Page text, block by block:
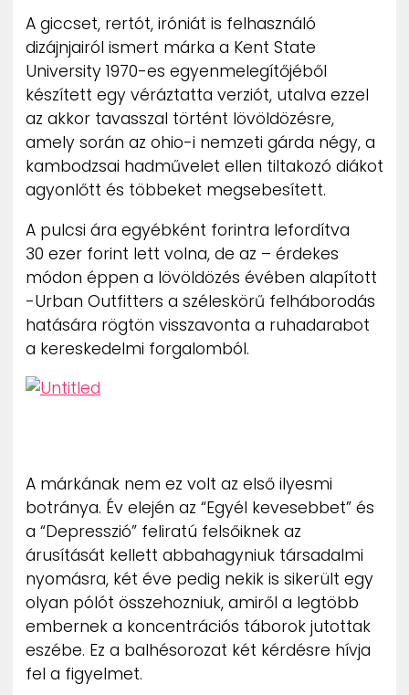
ZENE
MÉDIAAJÁNLAT
IMPRESSZUM
PR-ARCHÍVUM
ADATKEZELÉSI TÁJÉKOZTATÓ
A giccset, rertót, iróniát is felhasználó
dizájnjairól ismert márka a Kent State
University 1970-es egyenmelegítőjéből
készített egy véráztatta verziót, utalva ezzel
az akkor tavasszal történt lövöldözésre,
amely során az ohio-i nemzeti gárda négy, a
kambodzsai hadművelet ellen tiltakozó diákot
agyonlőtt és többeket megsebesített.
A pulcsi ára egyébként forintra lefordítva
30 ezer forint lett volna, de az – érdekes
módon éppen a lövöldözés évében alapított
-Urban Outfitters a széleskörű felháborodás
hatására rögtön visszavonta a ruhadarabot
a kereskedelmi forgalomból.
A márkának nem ez volt az első ilyesmi
botránya. Év elején az “Egyél kevesebbet” és
a “Depresszió” feliratú felsőiknek az
árusítását kellett abbahagyniuk társadalmi
nyomásra, két éve pedig nekik is sikerült egy
olyan pólót összehozniuk, amiről a legtöbb
embernek a koncentrációs táborok jutottak
eszébe. Ez a balhésorozat két kérdésre hívja
fel a figyelmet.